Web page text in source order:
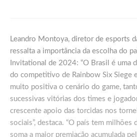
Leandro Montoya, diretor de esports
ressalta a importância da escolha do
Invitational de 2024: “O Brasil é uma
do competitivo de Rainbow Six Siege
muito positiva o cenário do game,
sucessivas vitórias dos times e
crescente apoio das torcidas nos
sociais”, destaca. “O país tem milhões
soma a maior premiação acumulada